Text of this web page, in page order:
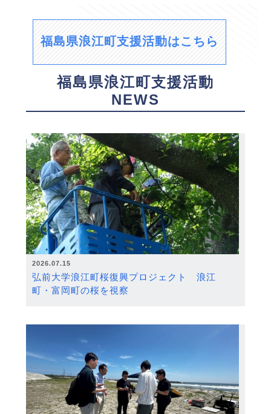
福島県浪江町支援活動はこちら
福島県浪江町支援活動
NEWS
2026.07.15
弘前大学浪江町桜復興プロジェクト 浪江
町・富岡町の桜を視察